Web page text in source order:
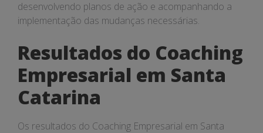
desenvolvendo planos de ação e acompanhando a
implementação das mudanças necessárias.
Resultados do Coaching
Empresarial em Santa
Catarina
Os resultados do Coaching Empresarial em Santa